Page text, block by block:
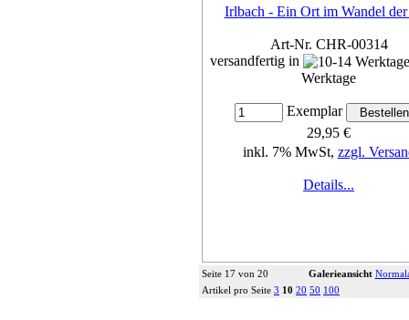
Irlbach - Ein Ort im Wandel
Art-Nr. CHR-00314
versandfertig in
Werktage
Exemplar
29,95 €
inkl. 7% MwSt, zzgl.
Details...
Seite 17 von 20 Galerieansicht
Artikel pro Seite 3 10 20 50 100